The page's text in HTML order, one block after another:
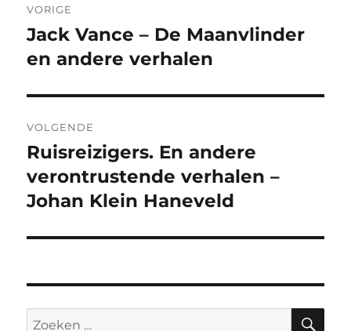
navigatie
VORIGE
Vorig
bericht:
Jack Vance – De Maanvlinder
en andere verhalen
VOLGENDE
Volgend
bericht:
Ruisreizigers. En andere
verontrustende verhalen –
Johan Klein Haneveld
Zoeken